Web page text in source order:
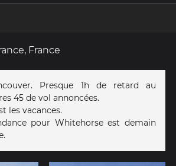
France
Presque 1h de retard au
45 de vol annoncées.
les vacances.
pour Whitehorse est demain